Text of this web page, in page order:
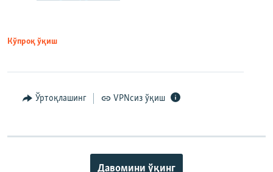
Кўпроқ ўқиш
Ўртоқлашинг VPNсиз ўқиш
Давомини ўқинг